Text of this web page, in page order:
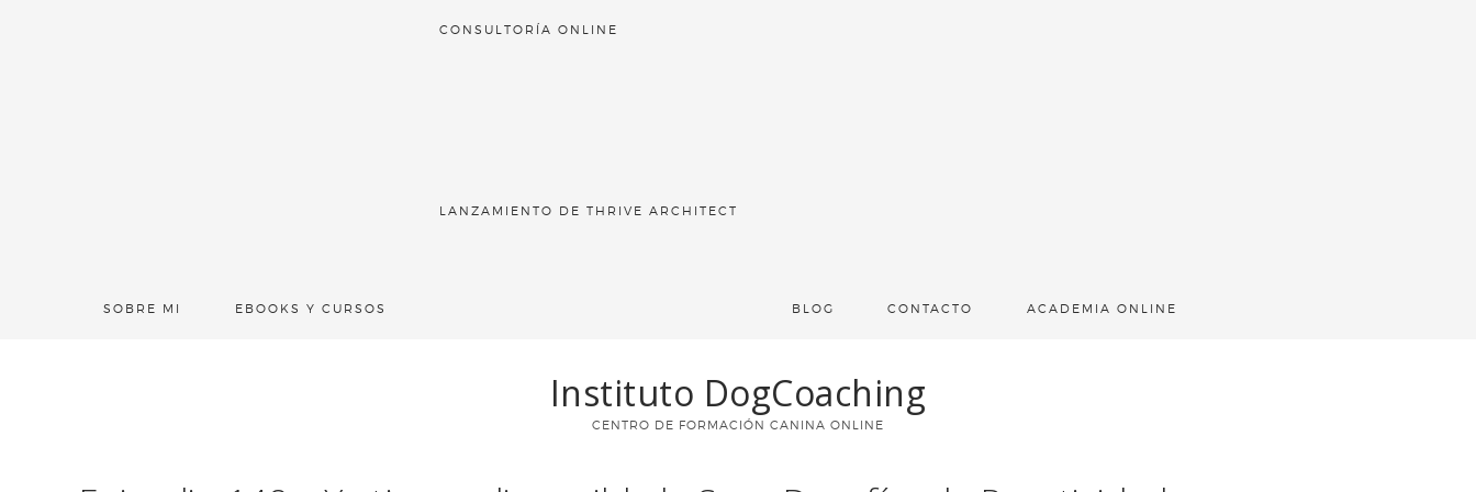
SOBRE MI EBOOKS Y CURSOS
CONSULTORÍA ONLINE
LANZAMIENTO DE THRIVE ARCHITECT
BLOG CONTACTO ACADEMIA ONLINE
Instituto DogCoaching
CENTRO DE FORMACIÓN CANINA ONLINE